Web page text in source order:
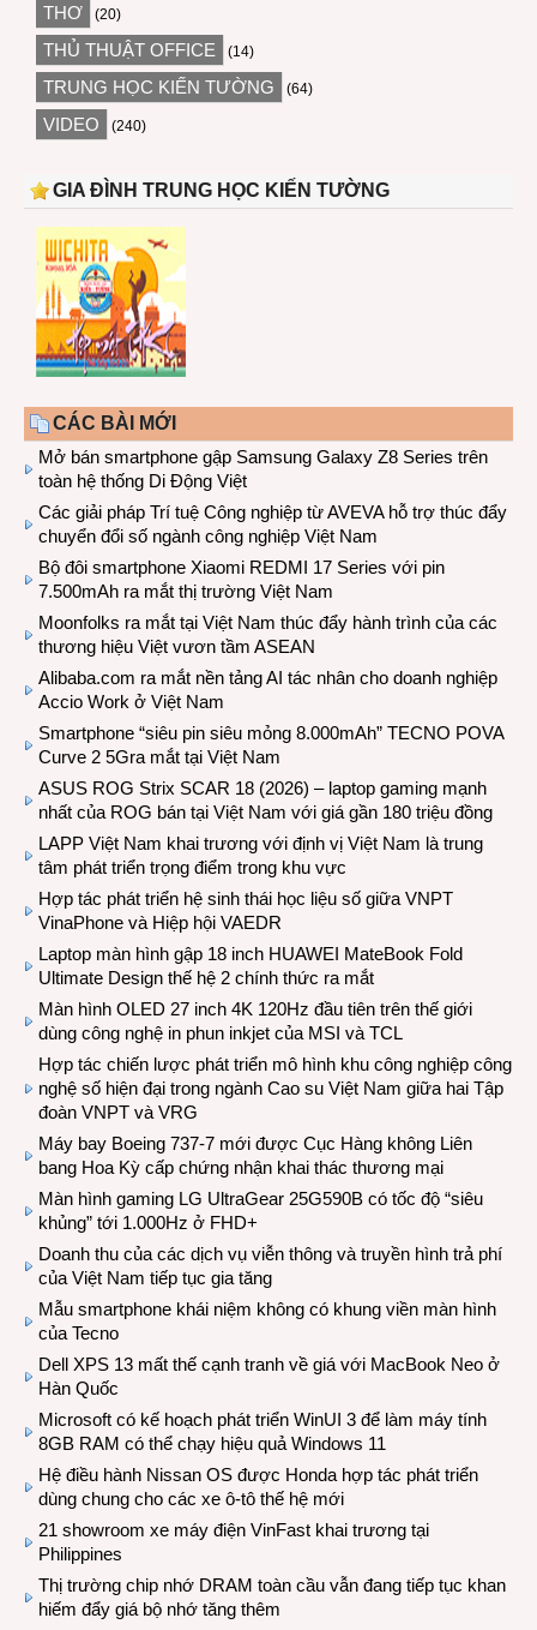
THƠ (20)
THỦ THUẬT OFFICE (14)
TRUNG HỌC KIẾN TƯỜNG (64)
VIDEO (240)
GIA ĐÌNH TRUNG HỌC KIẾN TƯỜNG
CÁC BÀI MỚI
Mở bán smartphone gập Samsung Galaxy Z8 Series trên
toàn hệ thống Di Động Việt
Các giải pháp Trí tuệ Công nghiệp từ AVEVA hỗ trợ thúc đẩy
chuyển đổi số ngành công nghiệp Việt Nam
Bộ đôi smartphone Xiaomi REDMI 17 Series với pin
7.500mAh ra mắt thị trường Việt Nam
Moonfolks ra mắt tại Việt Nam thúc đẩy hành trình của các
thương hiệu Việt vươn tầm ASEAN
Alibaba.com ra mắt nền tảng AI tác nhân cho doanh nghiệp
Accio Work ở Việt Nam
Smartphone “siêu pin siêu mỏng 8.000mAh” TECNO POVA
Curve 2 5Gra mắt tại Việt Nam
ASUS ROG Strix SCAR 18 (2026) – laptop gaming mạnh
nhất của ROG bán tại Việt Nam với giá gần 180 triệu đồng
LAPP Việt Nam khai trương với định vị Việt Nam là trung
tâm phát triển trọng điểm trong khu vực
Hợp tác phát triển hệ sinh thái học liệu số giữa VNPT
VinaPhone và Hiệp hội VAEDR
Laptop màn hình gập 18 inch HUAWEI MateBook Fold
Ultimate Design thế hệ 2 chính thức ra mắt
Màn hình OLED 27 inch 4K 120Hz đầu tiên trên thế giới
dùng công nghệ in phun inkjet của MSI và TCL
Hợp tác chiến lược phát triển mô hình khu công nghiệp công
nghệ số hiện đại trong ngành Cao su Việt Nam giữa hai Tập
đoàn VNPT và VRG
Máy bay Boeing 737-7 mới được Cục Hàng không Liên
bang Hoa Kỳ cấp chứng nhận khai thác thương mại
Màn hình gaming LG UltraGear 25G590B có tốc độ “siêu
khủng” tới 1.000Hz ở FHD+
Doanh thu của các dịch vụ viễn thông và truyền hình trả phí
của Việt Nam tiếp tục gia tăng
Mẫu smartphone khái niệm không có khung viền màn hình
của Tecno
Dell XPS 13 mất thế cạnh tranh về giá với MacBook Neo ở
Hàn Quốc
Microsoft có kế hoạch phát triển WinUI 3 để làm máy tính
8GB RAM có thể chạy hiệu quả Windows 11
Hệ điều hành Nissan OS được Honda hợp tác phát triển
dùng chung cho các xe ô-tô thế hệ mới
21 showroom xe máy điện VinFast khai trương tại
Philippines
Thị trường chip nhớ DRAM toàn cầu vẫn đang tiếp tục khan
hiếm đẩy giá bộ nhớ tăng thêm